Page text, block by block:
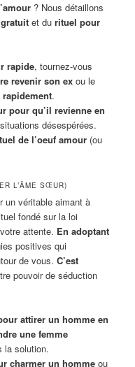
? Nous détaillons
et durituel pour
rapide, tournez-vous
revenir son exou le
.
pour qu’il revienne en
désespérées.
de l’oeuf amour(ou
L’ÂME SŒUR)
un véritable aimant à
fondé sur la loi
attente. En adoptant
positives qui
de vous.C’est
pouvoir de séduction
attirer un homme en
une femme
la solution.
charmer un hommeou